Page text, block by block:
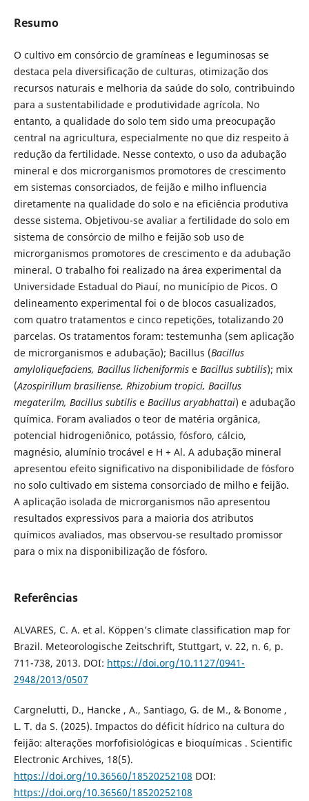
Resumo
O cultivo em consórcio de gramíneas e leguminosas se
destaca pela diversificação de culturas, otimização dos
recursos naturais e melhoria da saúde do solo, contribuindo
para a sustentabilidade e produtividade agrícola. No
entanto, a qualidade do solo tem sido uma preocupação
central na agricultura, especialmente no que diz respeito à
redução da fertilidade. Nesse contexto, o uso da adubação
mineral e dos microrganismos promotores de crescimento
em sistemas consorciados, de feijão e milho influencia
diretamente na qualidade do solo e na eficiência produtiva
desse sistema. Objetivou-se avaliar a fertilidade do solo em
sistema de consórcio de milho e feijão sob uso de
microrganismos promotores de crescimento e da adubação
mineral. O trabalho foi realizado na área experimental da
Universidade Estadual do Piauí, no município de Picos. O
delineamento experimental foi o de blocos casualizados,
com quatro tratamentos e cinco repetições, totalizando 20
parcelas. Os tratamentos foram: testemunha (sem aplicação
de microrganismos e adubação); Bacillus (Bacillus
amyloliquefaciens, Bacillus licheniformis eBacillus subtilis); mix
(Azospirillum brasiliense, Rhizobium tropici, Bacillus
megaterilm, Bacillus subtilis eBacillus aryabhattai) e adubação
química. Foram avaliados o teor de matéria orgânica,
potencial hidrogeniônico, potássio, fósforo, cálcio,
magnésio, alumínio trocável e H + Al. A adubação mineral
apresentou efeito significativo na disponibilidade de fósforo
no solo cultivado em sistema consorciado de milho e feijão.
A aplicação isolada de microrganismos não apresentou
resultados expressivos para a maioria dos atributos
químicos avaliados, mas observou-se resultado promissor
para o mix na disponibilização de fósforo.
Referências
ALVARES, C. A. et al. Köppen’s climate classification map for
Brazil. Meteorologische Zeitschrift, Stuttgart, v. 22, n. 6, p.
711-738, 2013. DOI: https://doi.org/10.1127/0941-
2948/2013/0507
Cargnelutti, D., Hancke , A., Santiago, G. de M., & Bonome ,
L. T. da S. (2025). Impactos do déficit hídrico na cultura do
feijão: alterações morfofisiológicas e bioquímicas . Scientific
Electronic Archives, 18(5).
https://doi.org/10.36560/18520252108 DOI:
https://doi.org/10.36560/18520252108